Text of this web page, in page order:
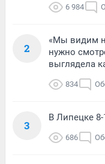
6 984
2
«Мы видим
нужно
выглядела
834
3
В Липецке 8-
686